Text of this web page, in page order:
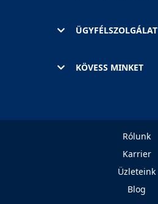
ÜGYFÉLSZOLGÁLAT
KÖVESS MINKET
Rólunk
Karrier
Üzleteink
Blog